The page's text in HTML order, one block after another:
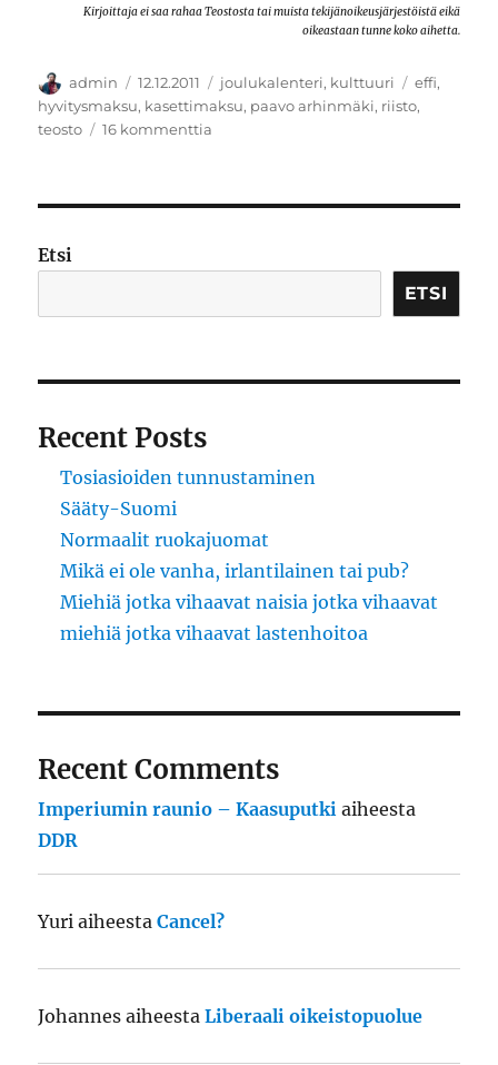
Kirjoittaja ei saa rahaa Teostosta tai muista tekijänoikeusjärjestöistä eikä
oikeastaan tunne koko aihetta.
Kirjoittaja
admin Julkaistu
12.12.2011 Kategoriat
joulukalenteri, kulttuuri Avainsanat
effi,
hyvitysmaksu, kasettimaksu, paavo arhinmäki, riisto,
teosto
16 kommenttia
Etsi
ETSI
Recent Posts
Tosiasioiden tunnustaminen
Sääty-Suomi
Normaalit ruokajuomat
Mikä ei ole vanha, irlantilainen tai pub?
Miehiä jotka vihaavat naisia jotka vihaavat
miehiä jotka vihaavat lastenhoitoa
Recent Comments
Imperiumin raunio – Kaasuputki aiheesta
DDR
Yuri aiheestaCancel?
Johannes aiheestaLiberaali oikeistopuolue